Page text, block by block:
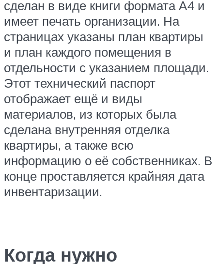
сделан в виде книги формата А4 и
имеет печать организации. На
страницах указаны план квартиры
и план каждого помещения в
отдельности с указанием площади.
Этот технический паспорт
отображает ещё и виды
материалов, из которых была
сделана внутренняя отделка
квартиры, а также всю
информацию о её собственниках. В
конце проставляется крайняя дата
инвентаризации.
Когда нужно